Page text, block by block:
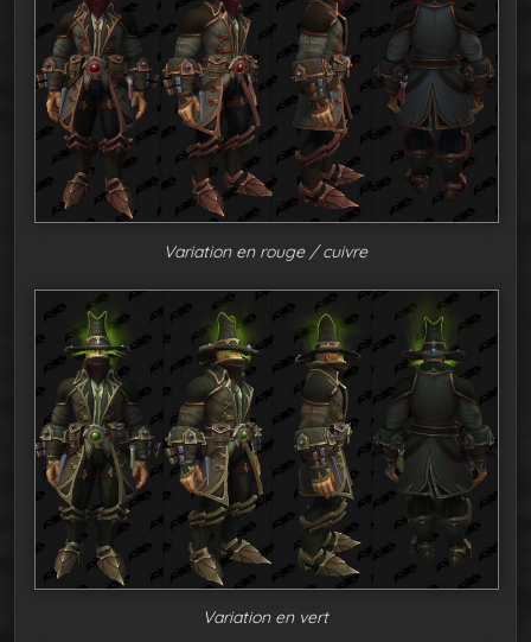
Variation en rouge / cuivre
Variation en vert